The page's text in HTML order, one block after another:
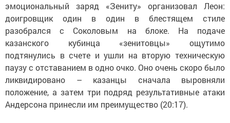
эмоциональный заряд «Зениту» организовал Леон:
доигровщик один в один в блестящем стиле
разобрался с Соколовым на блоке. На подаче
казанского кубинца «зенитовцы» ощутимо
подтянулись в счете и ушли на вторую техническую
паузу с отставанием в одно очко. Оно очень скоро было
ликвидировано – казанцы сначала выровняли
положение, а затем три подряд результативные атаки
Андерсона принесли им преимущество (20:17).